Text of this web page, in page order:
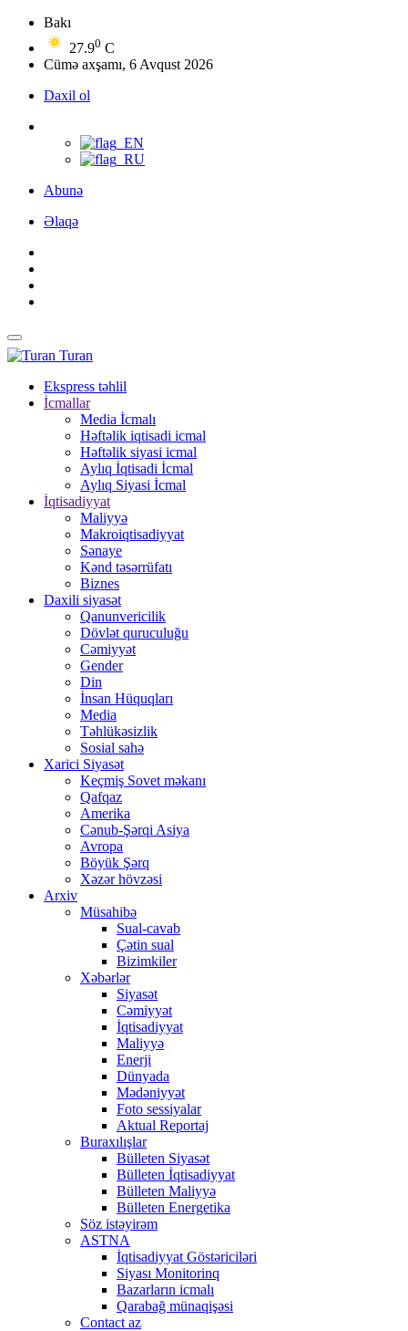
Bakı
27.90 C
Cümə axşamı, 6 Avqust 2026
Daxil ol
Abunə
Əlaqə
Turan
Ekspress təhlil
İcmallar
Media İcmalı
Həftəlik iqtisadi icmal
Həftəlik siyasi icmal
Aylıq İqtisadi İcmal
Aylıq Siyasi İcmal
İqtisadiyyat
Maliyyə
Makroiqtisadiyyat
Sənaye
Kənd təsərrüfatı
Biznes
Daxili siyasət
Qanunvericilik
Dövlət quruculuğu
Cəmiyyət
Gender
Din
İnsan Hüquqları
Media
Təhlükəsizlik
Sosial sahə
Xarici Siyasət
Keçmiş Sovet məkanı
Qafqaz
Amerika
Cənub-Şərqi Asiya
Avropa
Böyük Şərq
Xəzər hövzəsi
Arxiv
Müsahibə
Sual-cavab
Çətin sual
Bizimkiler
Xəbərlər
Siyasət
Cəmiyyət
İqtisadiyyat
Maliyyə
Enerji
Dünyada
Mədəniyyət
Foto sessiyalar
Aktual Reportaj
Buraxılışlar
Bülleten Siyasət
Bülleten İqtisadiyyat
Bülleten Maliyyə
Bülleten Energetika
Söz istəyirəm
ASTNA
İqtisadiyyat Göstəriciləri
Siyası Monitorinq
Bazarların icmalı
Qarabağ münaqişəsi
Contact az